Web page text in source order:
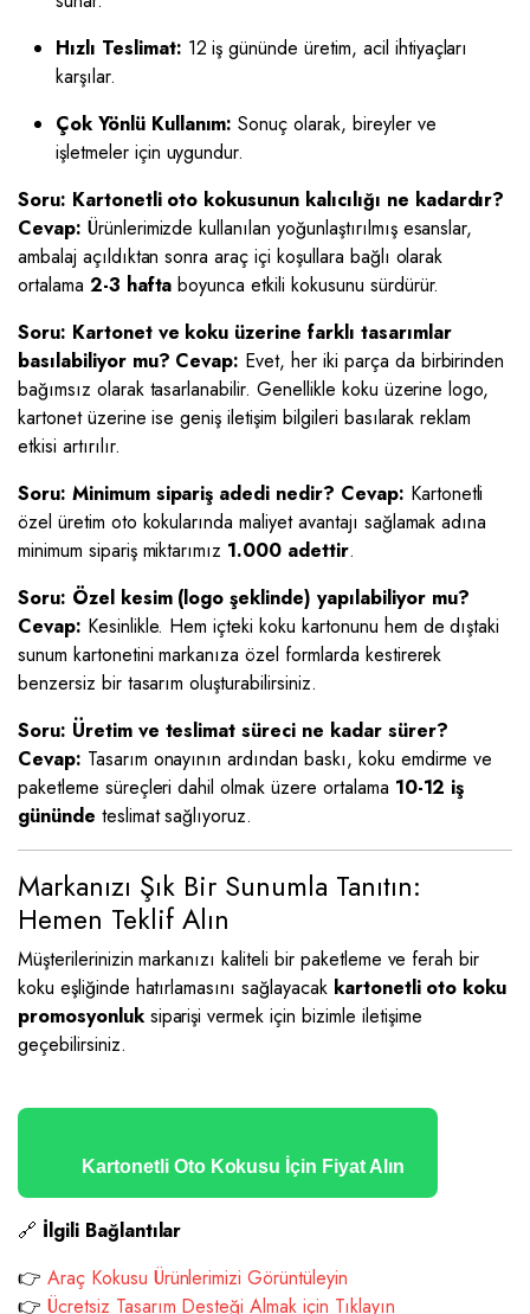
Hızlı Teslimat: 12 iş gününde üretim, acil ihtiyaçları
karşılar.
Çok Yönlü Kullanım: Sonuç olarak, bireyler ve
işletmeler için uygundur.
Soru: Kartonetli oto kokusunun kalıcılığı ne kadardır?
Cevap: Ürünlerimizde kullanılan yoğunlaştırılmış esanslar,
ambalaj açıldıktan sonra araç içi koşullara bağlı olarak
ortalama 2-3 hafta boyunca etkili kokusunu sürdürür.
Soru: Kartonet ve koku üzerine farklı tasarımlar
basılabiliyor mu? Cevap: Evet, her iki parça da birbirinden
bağımsız olarak tasarlanabilir. Genellikle koku üzerine logo,
kartonet üzerine ise geniş iletişim bilgileri basılarak reklam
etkisi artırılır.
Soru: Minimum sipariş adedi nedir? Cevap: Kartonetli
özel üretim oto kokularında maliyet avantajı sağlamak adına
minimum sipariş miktarımız 1.000 adettir.
Soru: Özel kesim (logo şeklinde) yapılabiliyor mu?
Cevap: Kesinlikle. Hem içteki koku kartonunu hem de dıştaki
sunum kartonetini markanıza özel formlarda kestirerek
benzersiz bir tasarım oluşturabilirsiniz.
Soru: Üretim ve teslimat süreci ne kadar sürer?
Cevap: Tasarım onayının ardından baskı, koku emdirme ve
paketleme süreçleri dahil olmak üzere ortalama 10-12 iş
gününde teslimat sağlıyoruz.
Markanızı Şık Bir Sunumla Tanıtın:
Hemen Teklif Alın
Müşterilerinizin markanızı kaliteli bir paketleme ve ferah bir
koku eşliğinde hatırlamasını sağlayacak kartonetli oto koku
promosyonluksiparişi vermek için bizimle iletişime
geçebilirsiniz.
Kartonetli Oto Kokusu İçin Fiyat Alın
🔗 İlgili Bağlantılar
👉 Araç Kokusu Ürünlerimizi Görüntüleyin
👉 Ücretsiz Tasarım Desteği Almak için Tıklayın